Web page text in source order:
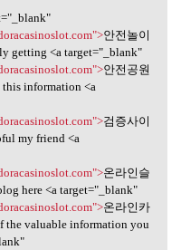
안전놀이
getting <a target="_blank"
안전공원
this information <a
검증사이
my friend <a
온라인슬
here <a target="_blank"
온라인카
the valuable information you